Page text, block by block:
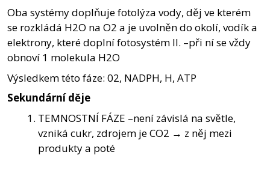
Oba systémy doplňuje fotolýza vody, děj ve kterém
se rozkládá H2O na O2 a je uvolněn do okolí, vodík a
elektrony, které doplní fotosystém II. –při ní se vždy
obnoví 1 molekula H2O
Výsledkem této fáze: 02, NADPH, H, ATP
Sekundární děje
TEMNOSTNÍ FÁZE –není závislá na světle,
vzniká cukr, zdrojem je CO2 → z něj mezi
produkty a poté